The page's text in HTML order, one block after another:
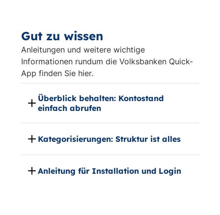
Gut zu wissen
Anleitungen und weitere wichtige
Informationen rundum die Volksbanken Quick-
App finden Sie hier.
Überblick behalten: Kontostand
einfach abrufen
Kategorisierungen: Struktur ist alles
Anleitung für Installation und Login